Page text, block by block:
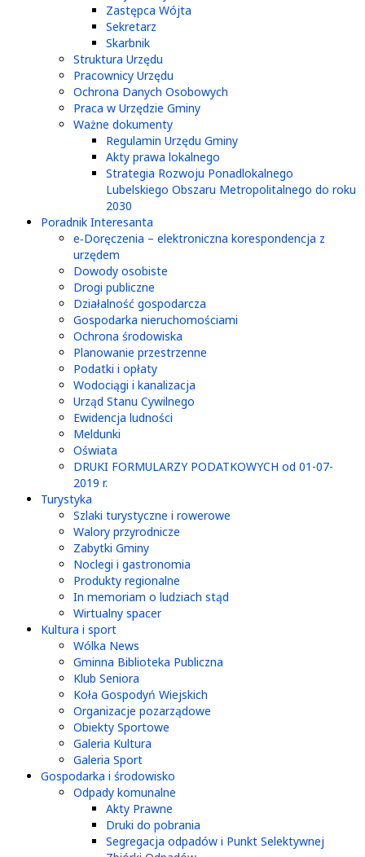
Zastępca Wójta
Sekretarz
Skarbnik
Struktura Urzędu
Pracownicy Urzędu
Ochrona Danych Osobowych
Praca w Urzędzie Gminy
Ważne dokumenty
Regulamin Urzędu Gminy
Akty prawa lokalnego
Strategia Rozwoju Ponadlokalnego
Lubelskiego Obszaru Metropolitalnego do roku
2030
Poradnik Interesanta
e‑Doręczenia – elektroniczna korespondencja z
urzędem
Dowody osobiste
Drogi publiczne
Działalność gospodarcza
Gospodarka nieruchomościami
Ochrona środowiska
Planowanie przestrzenne
Podatki i opłaty
Wodociągi i kanalizacja
Urząd Stanu Cywilnego
Ewidencja ludności
Meldunki
Oświata
DRUKI FORMULARZY PODATKOWYCH od 01-07-
2019 r.
Turystyka
Szlaki turystyczne i rowerowe
Walory przyrodnicze
Zabytki Gminy
Noclegi i gastronomia
Produkty regionalne
In memoriam o ludziach stąd
Wirtualny spacer
Kultura i sport
Wólka News
Gminna Biblioteka Publiczna
Klub Seniora
Koła Gospodyń Wiejskich
Organizacje pozarządowe
Obiekty Sportowe
Galeria Kultura
Galeria Sport
Gospodarka i środowisko
Odpady komunalne
Akty Prawne
Druki do pobrania
Segregacja odpadów i Punkt Selektywnej